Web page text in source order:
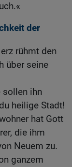
der
rühmt den
über seine
sollen ihn
heilige Stadt!
hat Gott
die ihm
Neuem zu.
ganzem